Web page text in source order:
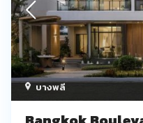
บางพลี